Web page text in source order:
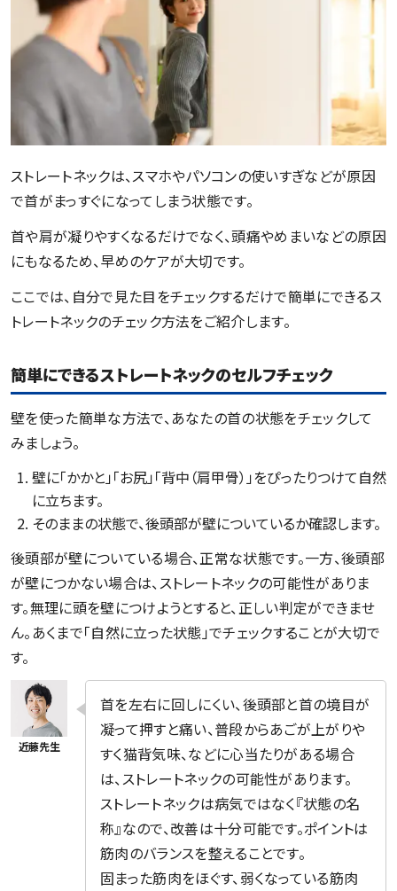
ストレートネックは、スマホやパソコンの使いすぎなどが原因
で首がまっすぐになってしまう状態です。
首や肩が凝りやすくなるだけでなく、頭痛やめまいなどの原因
にもなるため、早めのケアが大切です。
ここでは、自分で見た目をチェックするだけで簡単にできるス
トレートネックのチェック方法をご紹介します。
簡単にできるストレートネックのセルフチェック
壁を使った簡単な方法で、あなたの首の状態をチェックして
みましょう。
壁に「かかと」「お尻」「背中（肩甲骨）」をぴったりつけて自然
に立ちます。
そのままの状態で、後頭部が壁についているか確認します。
後頭部が壁についている場合、正常な状態です。一方、後頭部
が壁につかない場合は、ストレートネックの可能性がありま
す。無理に頭を壁につけようとすると、正しい判定ができませ
ん。あくまで「自然に立った状態」でチェックすることが大切で
す。
首を左右に回しにくい、後頭部と首の境目が
凝って押すと痛い、普段からあごが上がりや
すく猫背気味、などに心当たりがある場合
は、ストレートネックの可能性があります。
ストレートネックは病気ではなく『状態の名
称』なので、改善は十分可能です。ポイントは
筋肉のバランスを整えることです。
固まった筋肉をほぐす、弱くなっている筋肉